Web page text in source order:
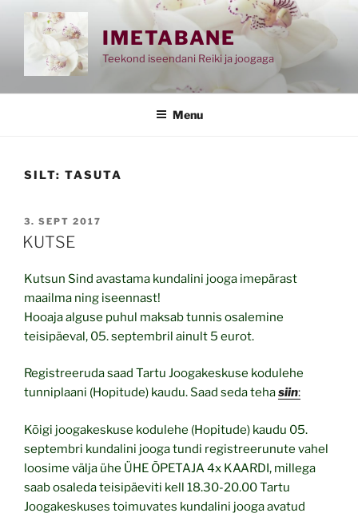
IMETABANE
Teekond iseendani Reiki ja joogaga
Menu
SILT: TASUTA
POSTED
ON
3. SEPT 2017
KUTSE
Kutsun Sind avastama kundalini jooga imepärast
maailma ning iseennast!
Hooaja alguse puhul maksab tunnis osalemine
teisipäeval, 05. septembril ainult 5 eurot.
Registreeruda saad Tartu Joogakeskuse kodulehe
tunniplaani (Hopitude) kaudu. Saad seda tehasiin:
Kõigi joogakeskuse kodulehe (Hopitude) kaudu 05.
septembri kundalini jooga tundi registreerunute vahel
loosime välja ühe ÜHE ÕPETAJA 4x KAARDI, millega
saab osaleda teisipäeviti kell 18.30-20.00 Tartu
Joogakeskuses toimuvates kundalini jooga avatud